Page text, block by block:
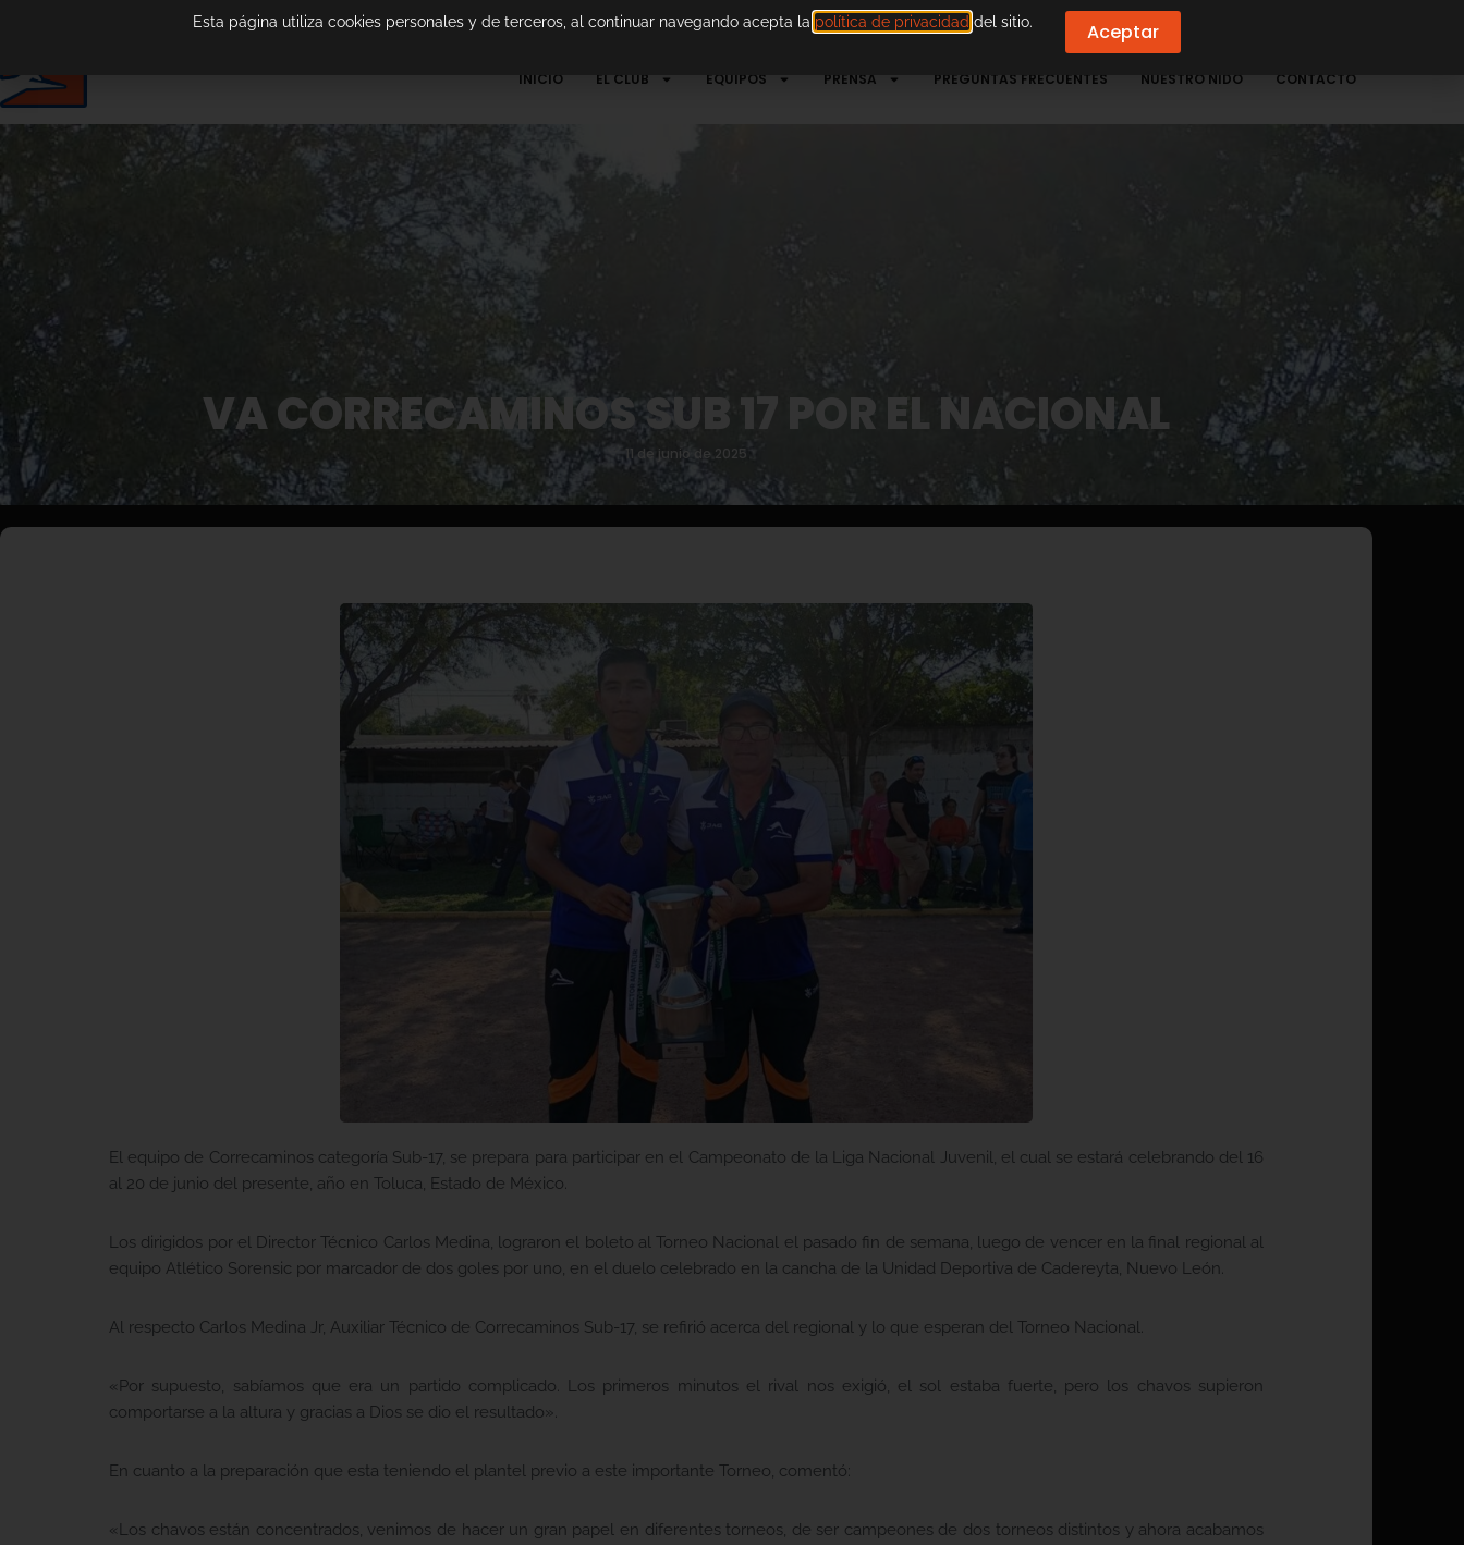
INICIO EL CLUB EQUIPOS PRENSA PREGUNTAS FRECUENTES NUESTRO NIDO CONTACTO
VA CORRECAMINOS SUB 17 POR EL NACIONAL
11 de junio de 2025
El equipo de Correcaminos categoría Sub-17, se prepara para participar en el Campeonato de la Liga Nacional Juvenil, el cual se estará celebrando del 16
al 20 de junio del presente, año en Toluca, Estado de México.
Los dirigidos por el Director Técnico Carlos Medina, lograron el boleto al Torneo Nacional el pasado fin de semana, luego de vencer en la final regional al
equipo Atlético Sorensic por marcador de dos goles por uno, en el duelo celebrado en la cancha de la Unidad Deportiva de Cadereyta, Nuevo León.
Al respecto Carlos Medina Jr, Auxiliar Técnico de Correcaminos Sub-17, se refirió acerca del regional y lo que esperan del Torneo Nacional.
«Por supuesto, sabíamos que era un partido complicado. Los primeros minutos el rival nos exigió, el sol estaba fuerte, pero los chavos supieron
comportarse a la altura y gracias a Dios se dio el resultado».
En cuanto a la preparación que esta teniendo el plantel previo a este importante Torneo, comentó:
«Los chavos están concentrados, venimos de hacer un gran papel en diferentes torneos, de ser campeones de dos torneos distintos y ahora acabamos
Esta página utiliza cookies personales y de terceros, al continuar navegando acepta la política de privacidad del sitio. Aceptar